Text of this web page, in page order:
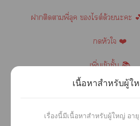
าติดาพี่ลุค ไต์ด้วยะะ
หัวใ ❤️
เพิ่มเข้าชั้น 📚
เม้นต์พูดคุยกันได้ะะ ไต์ฟีดแค
น๊าา 💬💓
เนื้อหาสำหรับผู้ใ
เรื่องนี้มีเนื้อหาสำหรับผู้ใหญ่ อา